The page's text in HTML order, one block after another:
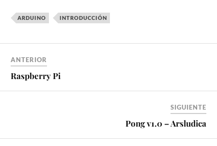
ARDUINO INTRODUCCIÓN
ANTERIOR
Raspberry Pi
SIGUIENTE
Pong v1.0 – Arsludica